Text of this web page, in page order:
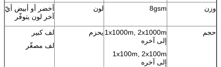
أخضر أو أبيض أيّ
آخر لون يتوفّر
1x1000m, 2x1000m
1x100m, 2x100m
يحزم